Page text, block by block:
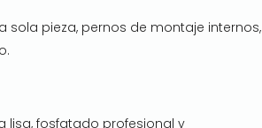
sola pieza, pernos de montaje internos,
lisa, fosfatado profesional y